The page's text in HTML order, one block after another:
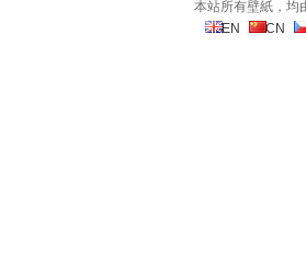
本站所有壁紙，均
EN
CN